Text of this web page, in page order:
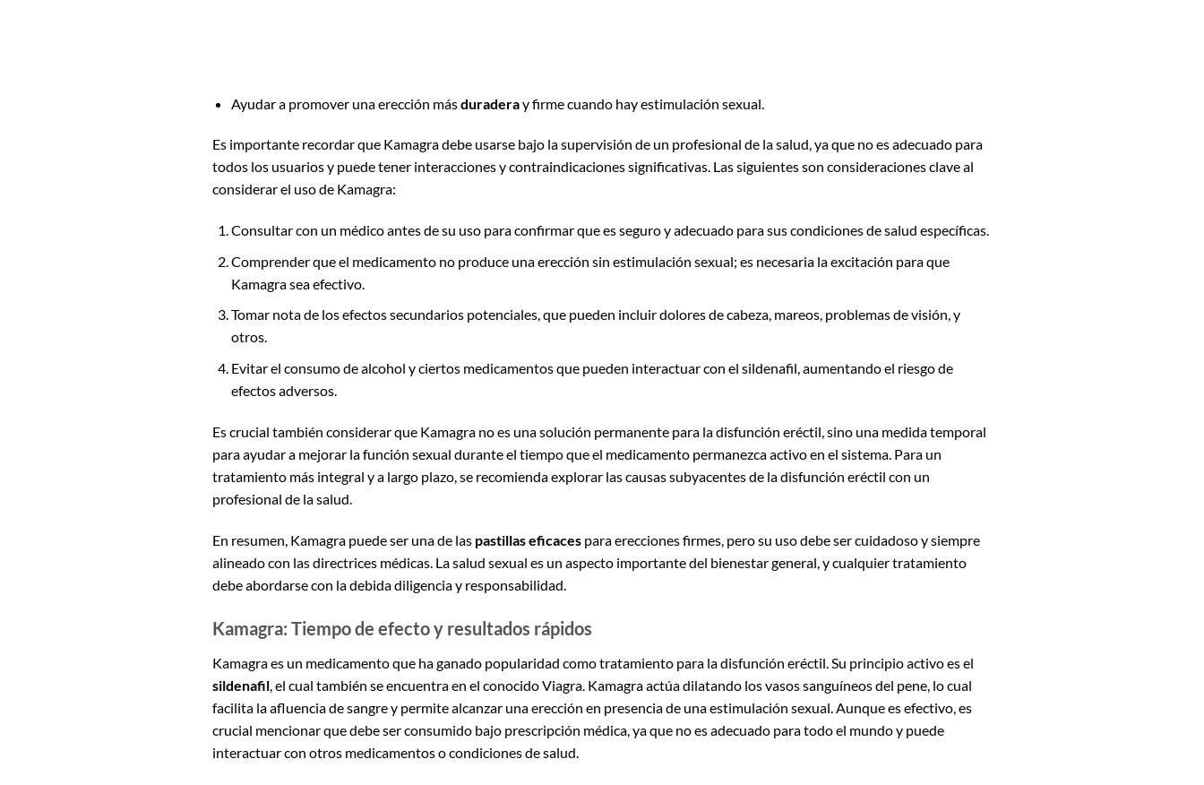
Ayudar a promover una erección másduraderay firme cuando hay estimulación sexual.
Es importante recordar que Kamagra debe usarse bajo la supervisión de un profesional de la salud, ya que no es adecuado para
todos los usuarios y puede tener interacciones y contraindicaciones significativas. Las siguientes son consideraciones clave al
considerar el uso de Kamagra:
Consultar con un médico antes de su uso para confirmar que es seguro y adecuado para sus condiciones de salud específicas.
Comprender que el medicamento no produce una erección sin estimulación sexual; es necesaria la excitación para que
Kamagra sea efectivo.
Tomar nota de los efectos secundarios potenciales, que pueden incluir dolores de cabeza, mareos, problemas de visión, y
otros.
Evitar el consumo de alcohol y ciertos medicamentos que pueden interactuar con el sildenafil, aumentando el riesgo de
efectos adversos.
Es crucial también considerar que Kamagra no es una solución permanente para la disfunción eréctil, sino una medida temporal
para ayudar a mejorar la función sexual durante el tiempo que el medicamento permanezca activo en el sistema. Para un
tratamiento más integral y a largo plazo, se recomienda explorar las causas subyacentes de la disfunción eréctil con un
profesional de la salud.
En resumen, Kamagra puede ser una de las pastillas eficaces para erecciones firmes, pero su uso debe ser cuidadoso y siempre
alineado con las directrices médicas. La salud sexual es un aspecto importante del bienestar general, y cualquier tratamiento
debe abordarse con la debida diligencia y responsabilidad.
Kamagra: Tiempo de efecto y resultados rápidos
Kamagra es un medicamento que ha ganado popularidad como tratamiento para la disfunción eréctil. Su principio activo es el
sildenafil, el cual también se encuentra en el conocido Viagra. Kamagra actúa dilatando los vasos sanguíneos del pene, lo cual
facilita la afluencia de sangre y permite alcanzar una erección en presencia de una estimulación sexual. Aunque es efectivo, es
crucial mencionar que debe ser consumido bajo prescripción médica, ya que no es adecuado para todo el mundo y puede
interactuar con otros medicamentos o condiciones de salud.